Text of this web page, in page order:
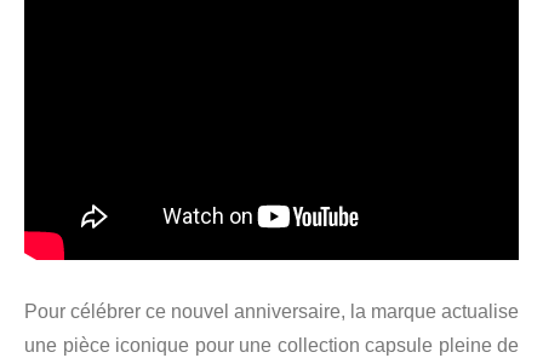
Pour célébrer ce nouvel anniversaire, la marque actualise
une pièce iconique pour une collection capsule pleine de